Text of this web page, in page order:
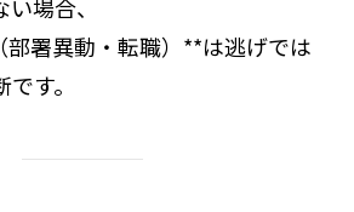
場合、
署異動・転職）**は逃げでは
す。